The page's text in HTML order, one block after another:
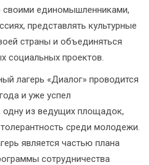
единомышленниками,
представлять культурные
страны и объединяться
социальных проектов.
лагерь «Диалог» проводится
и уже успел
одну из ведущих площадок,
среди молодежи.
является частью плана
сотрудничества